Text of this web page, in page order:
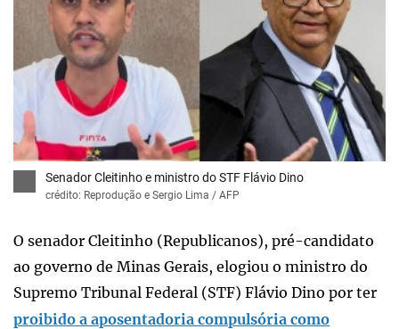
Senador Cleitinho e ministro do STF Flávio Dino
crédito: Reprodução e Sergio Lima / AFP
O senador Cleitinho (Republicanos), pré-candidato
ao governo de Minas Gerais, elogiou o ministro do
Supremo Tribunal Federal (STF) Flávio Dino por ter
proibido a aposentadoria compulsória como